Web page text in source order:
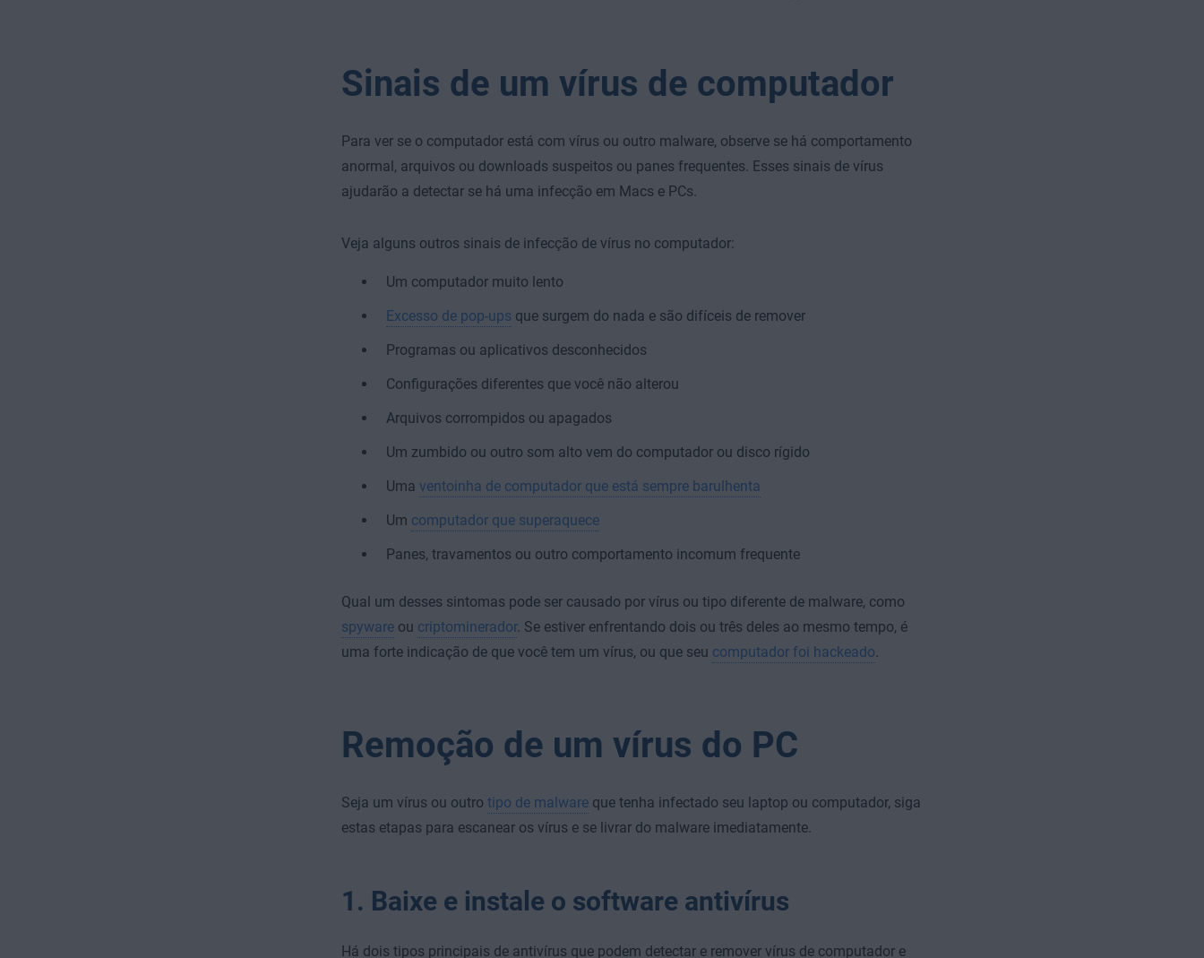
Sinais de um vírus de computador
Para ver se o computador está com vírus ou outro malware, observe se há comportamento
anormal, arquivos ou downloads suspeitos ou panes frequentes. Esses sinais de vírus
ajudarão a detectar se há uma infecção em Macs e PCs.
Veja alguns outros sinais de infecção de vírus no computador:
Um computador muito lento
Excesso de pop-ups que surgem do nada e são difíceis de remover
Programas ou aplicativos desconhecidos
Configurações diferentes que você não alterou
Arquivos corrompidos ou apagados
Um zumbido ou outro som alto vem do computador ou disco rígido
Uma ventoinha de computador que está sempre barulhenta
Um computador que superaquece
Panes, travamentos ou outro comportamento incomum frequente
Qual um desses sintomas pode ser causado por vírus ou tipo diferente de malware, como
spywareou criptominerador. Se estiver enfrentando dois ou três deles ao mesmo tempo, é
uma forte indicação de que você tem um vírus, ou que seu computador foi hackeado.
Remoção de um vírus do PC
Seja um vírus ou outro tipo de malwareque tenha infectado seu laptop ou computador, siga
estas etapas para escanear os vírus e se livrar do malware imediatamente.
1. Baixe e instale o software antivírus
Há dois tipos principais de antivírus que podem detectar e remover vírus de computador e